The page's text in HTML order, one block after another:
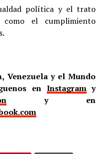
política y el trato
el cumplimiento
Venezuela y el Mundo
en Instagramy
y en